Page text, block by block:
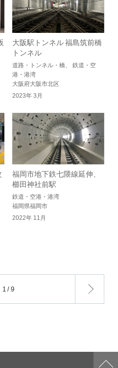
大阪駅トンネル 福島筑前橋
トンネル
道路・トンネル・橋、 鉄道・空
港・港湾
大阪府大阪市北区
2023年 3月
福岡市地下鉄七隈線延伸、
櫛田神社前駅
鉄道・空港・港湾
福岡県福岡市
2022年 11月
1 / 9
の
ペ